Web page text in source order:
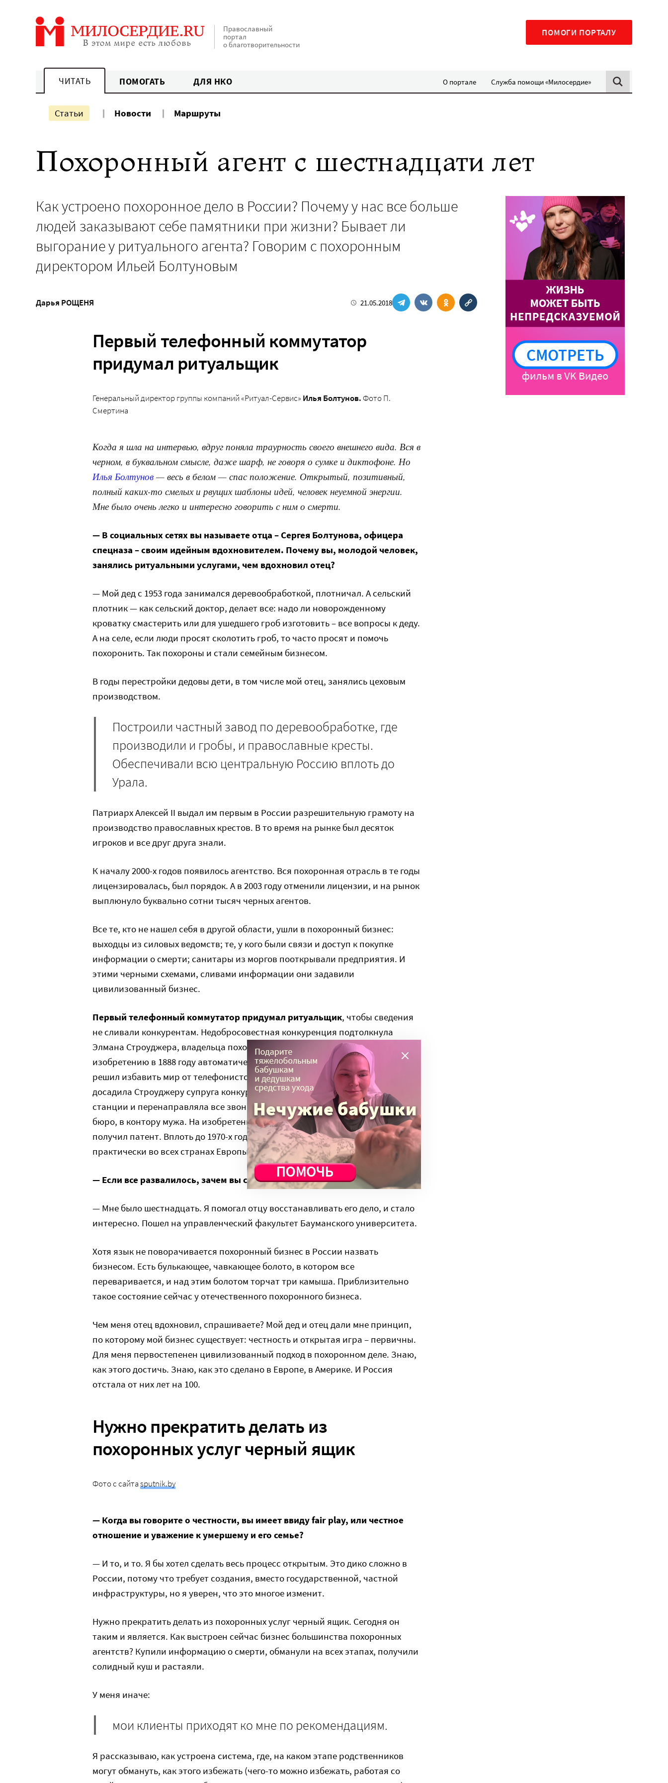
Православный
портал
о благотворительности
ПОМОГИ ПОРТАЛУ
ЧИТАТЬ ПОМОГАТЬ ДЛЯ НКО О портале Служба помощи «Милосердие»
Статьи Новости Маршруты
Похоронный агент с шестнадцати лет
Как устроено похоронное дело в России? Почему у нас все больше
людей заказывают себе памятники при жизни? Бывает ли
выгорание у ритуального агента? Говорим с похоронным
директором Ильей Болтуновым
Дарья РОЩЕНЯ 21.05.2018
Первый телефонный коммутатор
придумал ритуальщик
Генеральный директор группы компаний «Ритуал-Сервис» Илья Болтунов.Фото П.
Смертина
Когда я шла на интервью, вдруг поняла траурность своего внешнего вида. Вся в
черном, в буквальном смысле, даже шарф, не говоря о сумке и диктофоне. Но
Илья Болтунов — весь в белом — спас положение. Открытый, позитивный,
полный каких-то смелых и рвущих шаблоны идей, человек неуемной энергии.
Мне было очень легко и интересно говорить с ним о смерти.
— В социальных сетях вы называете отца – Сергея Болтунова, офицера
спецназа – своим идейным вдохновителем. Почему вы, молодой человек,
занялись ритуальными услугами, чем вдохновил отец?
— Мой дед с 1953 года занимался деревообработкой, плотничал. А сельский
плотник — как сельский доктор, делает все: надо ли новорожденному
кроватку смастерить или для ушедшего гроб изготовить – все вопросы к деду.
А на селе, если люди просят сколотить гроб, то часто просят и помочь
похоронить. Так похороны и стали семейным бизнесом.
В годы перестройки дедовы дети, в том числе мой отец, занялись цеховым
производством.
Построили частный завод по деревообработке, где
производили и гробы, и православные кресты.
Обеспечивали всю центральную Россию вплоть до
Урала.
Патриарх Алексей II выдал им первым в России разрешительную грамоту на
производство православных крестов. В то время на рынке был десяток
игроков и все друг друга знали.
К началу 2000-х годов появилось агентство. Вся похоронная отрасль в те годы
лицензировалась, был порядок. А в 2003 году отменили лицензии, и на рынок
выплюнуло буквально сотни тысяч черных агентов.
Все те, кто не нашел себя в другой области, ушли в похоронный бизнес:
выходцы из силовых ведомств; те, у кого были связи и доступ к покупке
информации о смерти; санитары из моргов пооткрывали предприятия. И
этими черными схемами, сливами информации они задавили
цивилизованный бизнес.
Первый телефонный коммутатор придумал ритуальщик, чтобы сведения
не сливали конкурентам. Недобросовестная конкуренция подтолкнула
Элмана Строуджера, владельца похоронного бюро в Канзас-сити, к
изобретению в 1888 году автоматического телефонного коммутатора. Он
решил избавить мир от телефонисток, из-за которых терпел убытки. Особо
досадила Строуджеру супруга конкурента, которая работала на телефонной
станции и перенаправляла все звонки абонентов, вызывавших похоронное
бюро, в контору мужа. На изобретенное устройство в 1891 году Строунджер
получил патент. Вплоть до 1970-х годов оно использовалось на АТС
практически во всех странах Европы и Америки.
— Если все развалилось, зачем вы стали этим заниматься?
— Мне было шестнадцать. Я помогал отцу восстанавливать его дело, и стало
интересно. Пошел на управленческий факультет Бауманского университета.
Хотя язык не поворачивается похоронный бизнес в России назвать
бизнесом. Есть булькающее, чавкающее болото, в котором все
переваривается, и над этим болотом торчат три камыша. Приблизительно
такое состояние сейчас у отечественного похоронного бизнеса.
Чем меня отец вдохновил, спрашиваете? Мой дед и отец дали мне принцип,
по которому мой бизнес существует: честность и открытая игра ­– первичны.
Для меня первостепенен цивилизованный подход в похоронном деле. Знаю,
как этого достичь. Знаю, как это сделано в Европе, в Америке. И Россия
отстала от них лет на 100.
Нужно прекратить делать из
похоронных услуг черный ящик
Фото с сайтаsputnik.by
— Когда вы говорите о честности, вы имеет ввидуfair play, или честное
отношение и уважение к умершему и его семье?
— И то, и то. Я бы хотел сделать весь процесс открытым. Это дико сложно в
России, потому что требует создания, вместо государственной, частной
инфраструктуры, но я уверен, что это многое изменит.
Нужно прекратить делать из похоронных услуг черный ящик. Сегодня он
таким и является. Как выстроен сейчас бизнес большинства похоронных
агентств? Купили информацию о смерти, обманули на всех этапах, получили
солидный куш и растаяли.
У меня иначе:
мои клиенты приходят ко мне по рекомендациям.
Я рассказываю, как устроена система, где, на каком этапе родственников
могут обмануть, как этого избежать (чего-то можно избежать, работая со